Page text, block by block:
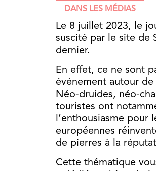
DANS LES MÉDIAS
Le 8 juillet 2023, le
suscité par le site de
dernier.
En effet, ce ne sont
événement autour
Néo-druides, néo-
touristes ont
l’enthousiasme pour
européennes
de pierres à la
Cette thématique